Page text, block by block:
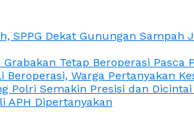
SPPG Dekat Gunungan
Tetap Beroperasi
Warga Pertanyakan
Polri Semakin Presisi dan
APH Dipertanyakan